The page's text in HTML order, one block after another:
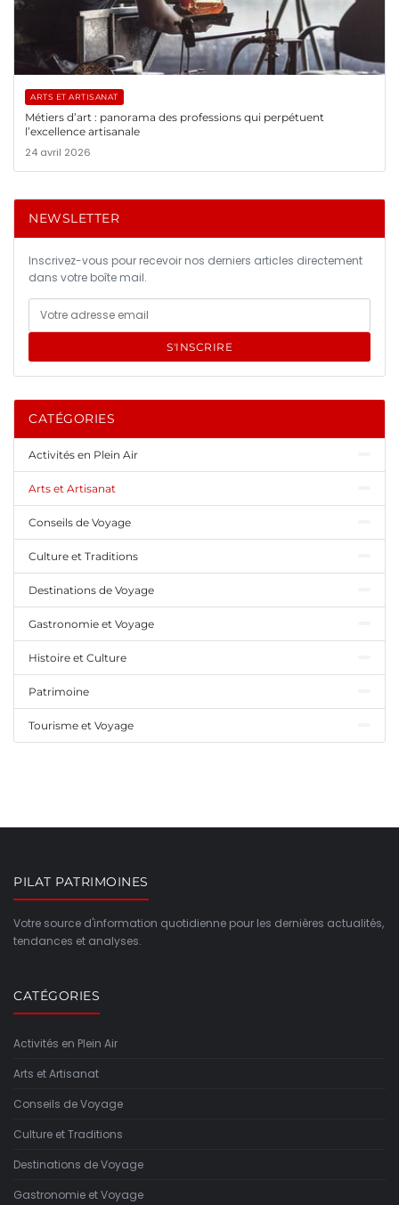
ARTS ET ARTISANAT
Métiers d’art : panorama des professions qui perpétuent
l’excellence artisanale
24 avril 2026
NEWSLETTER
Inscrivez-vous pour recevoir nos derniers articles directement
dans votre boîte mail.
S'INSCRIRE
CATÉGORIES
Activités en Plein Air
Arts et Artisanat
Conseils de Voyage
Culture et Traditions
Destinations de Voyage
Gastronomie et Voyage
Histoire et Culture
Patrimoine
Tourisme et Voyage
PILAT PATRIMOINES
Votre source d'information quotidienne pour les dernières actualités,
tendances et analyses.
CATÉGORIES
Activités en Plein Air
Arts et Artisanat
Conseils de Voyage
Culture et Traditions
Destinations de Voyage
Gastronomie et Voyage